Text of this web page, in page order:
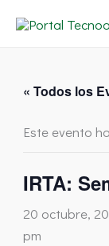
« Todos los
Este evento
IRTA:
20 octubre,
pm